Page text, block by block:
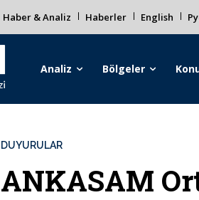
Haber & Analiz Haberler English
Analiz Bölgeler
DUYURULAR
ANKASAM